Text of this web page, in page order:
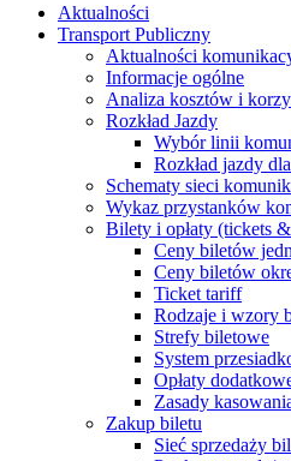
Aktualności
Transport Publiczny
Aktualności
Informacje ogólne
Analiza kosztów i
Rozkład Jazdy
Wybór linii
Rozkład jazdy
Schematy sieci
Wykaz przystanków
Bilety i opłaty (tickets
Ceny biletów
Ceny biletów
Ticket tariff
Rodzaje i wzory
Strefy biletowe
System
Opłaty
Zasady
Zakup biletu
Sieć sprzedaży